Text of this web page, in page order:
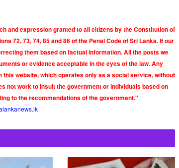
and expression granted to all citizens by the Constitution of
72, 73, 74, 85 and 86 of the Penal Code of Sri Lanka. If our
them based on factual information. All the posts we
or evidence acceptable in the eyes of the law. Any
website, which operates only as a social service, without
not work to insult the government or individuals based on
to the recommendations of the government."